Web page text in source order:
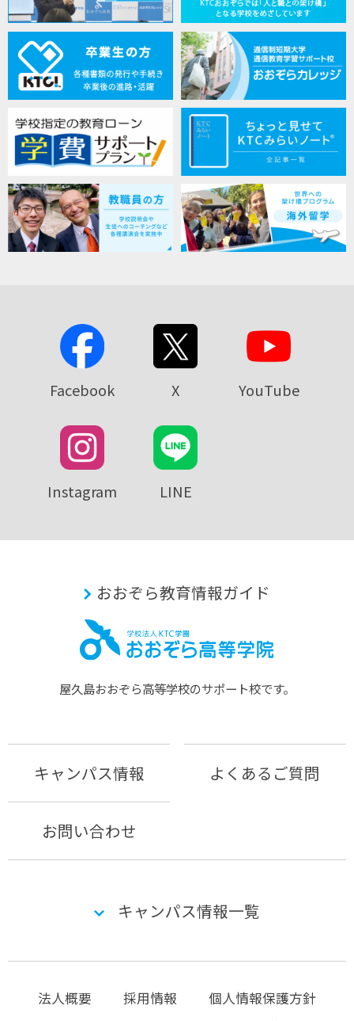
Facebook X YouTube
Instagram LINE
おおぞら教育情報ガイド
屋久島おおぞら⾼等学校のサポート校です。
キャンパス情報 よくあるご質問
お問い合わせ
キャンパス情報一覧
法人概要 採用情報
個人情報保護方針